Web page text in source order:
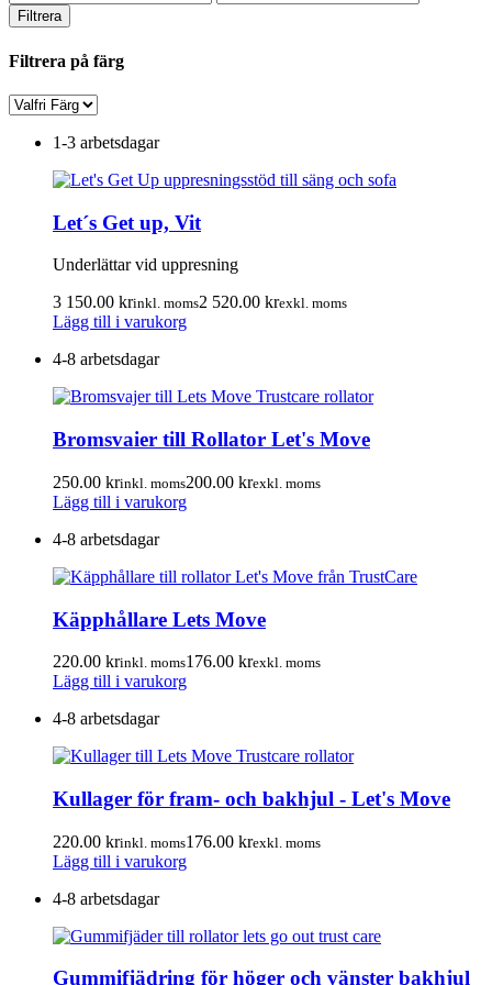
pris pris
Filtrera
Filtrera på färg
1-3 arbetsdagar
Let´s Get up, Vit
Underlättar vid uppresning
3 150.00 krinkl. moms2 520.00 krexkl. moms
Lägg till i varukorg
4-8 arbetsdagar
Bromsvaier till Rollator Let's Move
250.00 krinkl. moms200.00 krexkl. moms
Lägg till i varukorg
4-8 arbetsdagar
Käpphållare Lets Move
220.00 krinkl. moms176.00 krexkl. moms
Lägg till i varukorg
4-8 arbetsdagar
Kullager för fram- och bakhjul - Let's Move
220.00 krinkl. moms176.00 krexkl. moms
Lägg till i varukorg
4-8 arbetsdagar
Gummifjädring för höger och vänster bakhjul